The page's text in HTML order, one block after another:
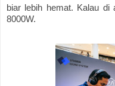
biar lebih hemat. Kalau di
8000W.